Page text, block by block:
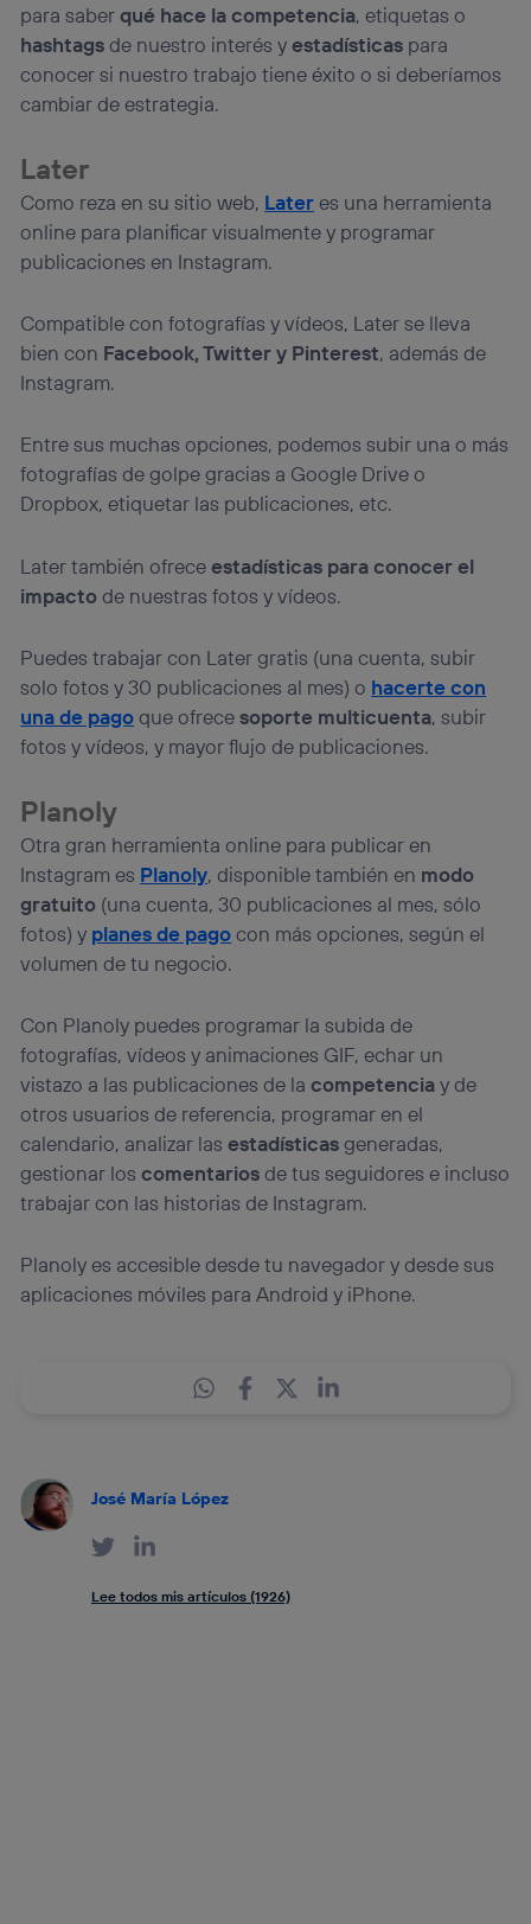
para saberqué hace la competencia, etiquetas o
hashtagsde nuestro interés yestadísticas para
conocer si nuestro trabajo tiene éxito o si deberíamos
cambiar de estrategia.
Later
Como reza en su sitio web, Lateres una herramienta
online para planificar visualmente y programar
publicaciones en Instagram.
Compatible con fotografías y vídeos, Later se lleva
bien con Facebook, Twitter y Pinterest, además de
Instagram.
Entre sus muchas opciones, podemos subir una o más
fotografías de golpe gracias a Google Drive o
Dropbox, etiquetar las publicaciones, etc.
Later también ofreceestadísticas para conocer el
impactode nuestras fotos y vídeos.
Puedes trabajar con Later gratis (una cuenta, subir
solo fotos y 30 publicaciones al mes) o hacerte con
una de pagoque ofrecesoporte multicuenta, subir
fotos y vídeos, y mayor flujo de publicaciones.
Planoly
Otra gran herramienta online para publicar en
Instagram es Planoly, disponible también en modo
gratuito (una cuenta, 30 publicaciones al mes, sólo
fotos) y planes de pagocon más opciones, según el
volumen de tu negocio.
Con Planoly puedes programar la subida de
fotografías, vídeos y animaciones GIF, echar un
vistazo a las publicaciones de lacompetenciay de
otros usuarios de referencia, programar en el
calendario, analizar lasestadísticas generadas,
gestionar loscomentariosde tus seguidores e incluso
trabajar con las historias de Instagram.
Planoly es accesible desde tu navegador y desde sus
aplicaciones móviles para Android y iPhone.
José María López
Lee todos mis artículos (1926)